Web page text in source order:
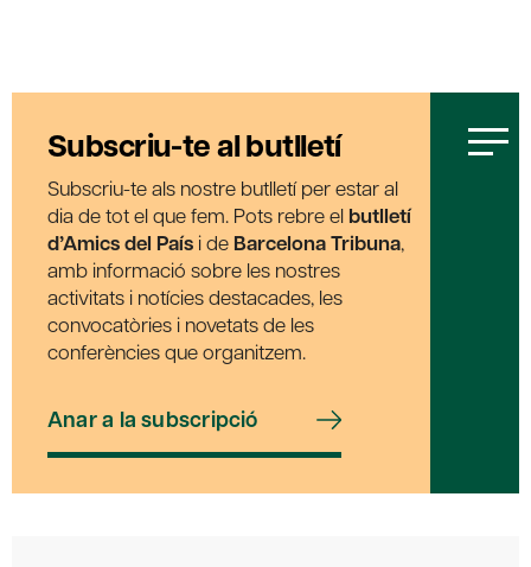
Subscriu-te al butlletí
Subscriu-te als nostre butlletí per estar al
dia de tot el que fem. Pots rebre el butlletí
d’Amics del País i de Barcelona Tribuna,
amb informació sobre les nostres
activitats i notícies destacades, les
convocatòries i novetats de les
conferències que organitzem.
Anar a la subscripció